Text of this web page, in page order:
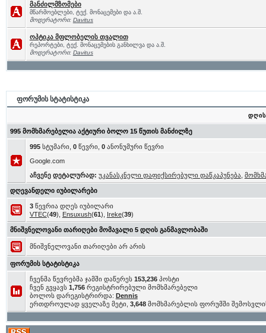
მანძილმზომები
მწარმოებლები, ტექ. მონაცემები და ა.შ.
მოდერატორი: Davitus
ოპტიკა მფლობელის თვალით
რეპორტები, ტექ. მონაცემების განხილვა და ა.შ.
მოდერატორი: Davitus
ფორუმის სტატისტიკა
დღის
995 მომხმარებელია აქტიური ბოლო 15 წუთის მანძილზე
995სტუმარი, 0წევრი, 0ანონუმური წევრი
Google.com
აჩვენე დეტალურად: უკანასკნელი დაფიქსირებული დაწკაპუნება
დღევანდელი იუბილარები
3წევრია დღეს იუბილარი
VTEC(49), Ensuxush(61), Ireke(39)
მნიშვნელოვანი თარიღები მომავალი 5 დღის განმავლობაში
მნიშვნელოვანი თარიღები არ არის
ფორუმის სტატისტიკა
ჩვენმა წევრებმა ჯამში დაწერეს 153,236პოსტი
ჩვენ გვყავს 1,756რეგისტრირებული მომხმარებელი
ბოლოს დარეგისტრირდა: Dennis
ერთდროულად ყველაზე მეტი, 3,648მომხმარებლის ფორუმში